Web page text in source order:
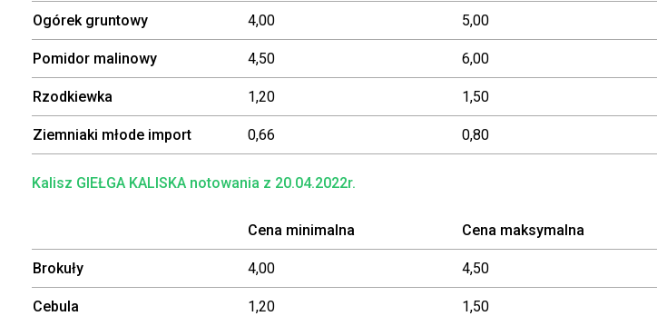
Ogórek gruntowy 4,00 5,00
Pomidor malinowy 4,50 6,00
Rzodkiewka 1,20 1,50
Ziemniaki młode import 0,66 0,80
Kalisz GIEŁGA KALISKA notowania z 20.04.2022r.
Cena minimalna Cena maksymalna
Brokuły 4,00 4,50
Cebula 1,20 1,50